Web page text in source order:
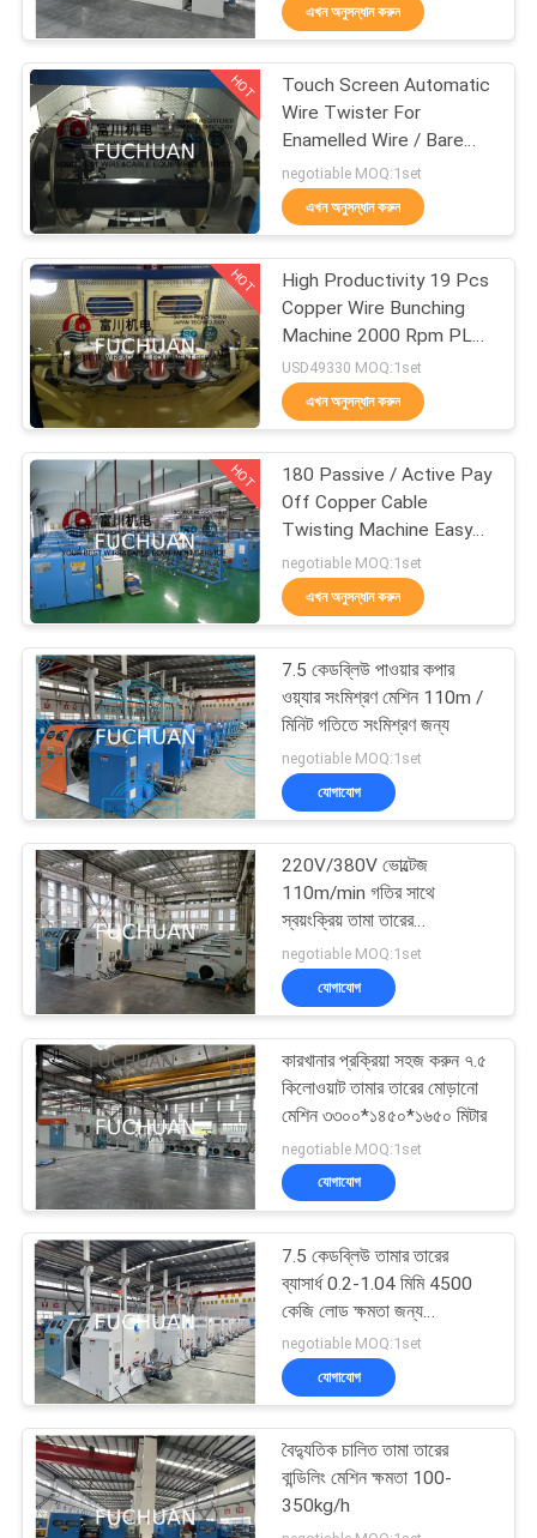
কারখানা
পরিদর্শন
গুণমান
নিয়ন্ত্রণ
আমাদের
সাথে
যোগাযোগ
খবর
মামলা
সাইট
ম্যাপ
PRIVACY
POLICY
দুবার ঝাঁকান bunching
মেশিন
ওয়্যার bunching মেশিন
তামার তারের মোচড়ের মেশিন
39
কেবল মোচড়ের মেশিন
ওয়্যার Extruder মেশিন
পিভিসি এক্সট্রুশন মেশিন
এখন অনুসন্ধান করুন
HOT
Touch Screen Automatic
Wire Twister For
Enamelled Wire / Bare
Copper Wires
negotiable MOQ:1set
এখন অনুসন্ধান করুন
HOT
High Productivity 19 Pcs
Copper Wire Bunching
Machine 2000 Rpm PLC
Controller
USD49330 MOQ:1set
এখন অনুসন্ধান করুন
HOT
180 Passive / Active Pay
Off Copper Cable
Twisting Machine Easy
Operation
negotiable MOQ:1set
এখন অনুসন্ধান করুন
7.5 কেডব্লিউ পাওয়ার কপার
ওয়্যার সংমিশ্রণ মেশিন 110m /
মিনিট গতিতে সংমিশ্রণ জন্য
negotiable MOQ:1set
যোগাযোগ
220V/380V ভোল্টেজ
110m/min গতির সাথে
স্বয়ংক্রিয় তামা তারের
Bunching মেশিন
negotiable MOQ:1set
যোগাযোগ
কারখানার প্রক্রিয়া সহজ করুন ৭.৫
কিলোওয়াট তামার তারের মোড়ানো
মেশিন ৩৩০০*১৪৫০*১৬৫০ মিটার
negotiable MOQ:1set
যোগাযোগ
7.5 কেডব্লিউ তামার তারের
ব্যাসার্ধ 0.2-1.04 মিমি 4500
কেজি লোড ক্ষমতা জন্য
Bunching মেশিন
negotiable MOQ:1set
যোগাযোগ
বৈদ্যুতিক চালিত তামা তারের
বান্ডিলিং মেশিন ক্ষমতা 100-
350kg/h